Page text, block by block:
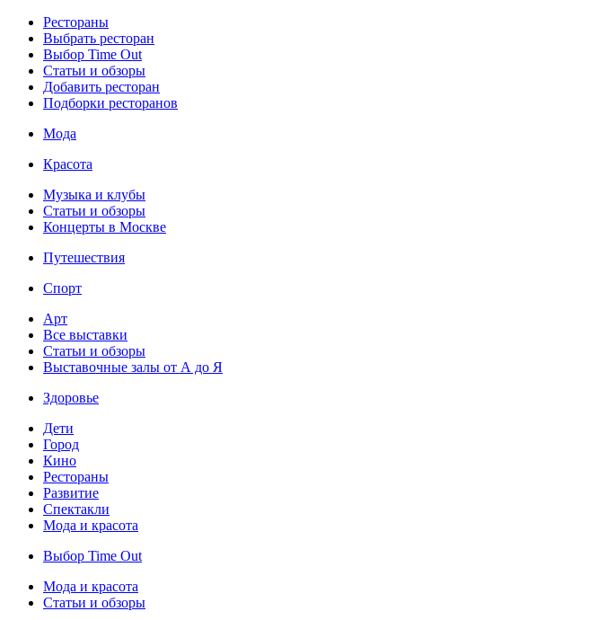
Рестораны
Выбрать ресторан
Выбор Time Out
Статьи и обзоры
Добавить ресторан
Подборки ресторанов
Мода
Красота
Музыка и клубы
Статьи и обзоры
Концерты в Москве
Путешествия
Спорт
Арт
Все выставки
Статьи и обзоры
Выставочные залы от А до Я
Здоровье
Дети
Город
Кино
Рестораны
Развитие
Спектакли
Мода и красота
Выбор Time Out
Мода и красота
Статьи и обзоры